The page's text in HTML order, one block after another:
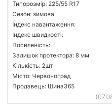
Типорозмір: 225/55 R17
Сезон: зимова
Індекс навантаження:
Індекс швидкості:
Посиленість:
Залишок протектора: 8 мм
Кількість: 2шт
Місто: Червоноград
Продавець: Шина365